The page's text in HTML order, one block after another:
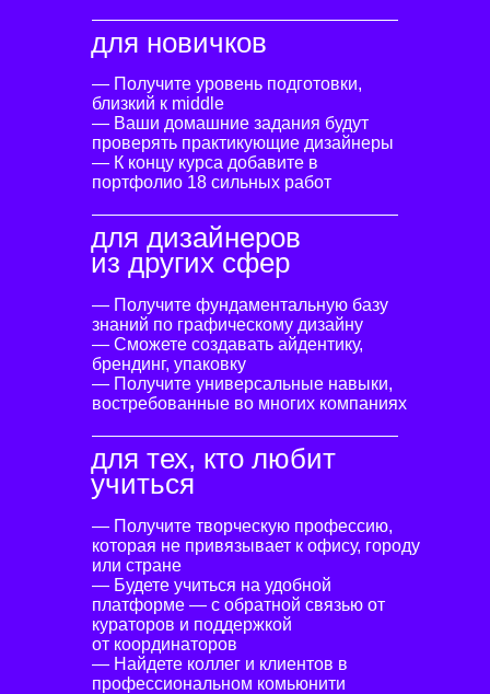
— Получите уровень подготовки,
близкий к middle
— Ваши домашние задания будут
проверять практикующие дизайнеры
— К концу курса добавите в
портфолио 18 сильных работ
для новичков
для дизайнеров
из других сфер
для тех, кто любит
учиться
— Получите фундаментальную базу
знаний по графическому дизайну
— Сможете создавать айдентику,
брендинг, упаковку
— Получите универсальные навыки,
востребованные во многих компаниях
— Получите творческую профессию,
которая не привязывает к офису, городу
или стране
— Будете учиться на удобной
платформе — с обратной связью от
кураторов и поддержкой
от координаторов
— Найдете коллег и клиентов в
профессиональном комьюнити